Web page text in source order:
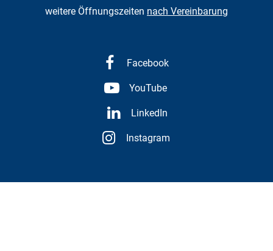
weitere Öffnungszeiten nach Vereinbarung
Facebook
YouTube
LinkedIn
Instagram